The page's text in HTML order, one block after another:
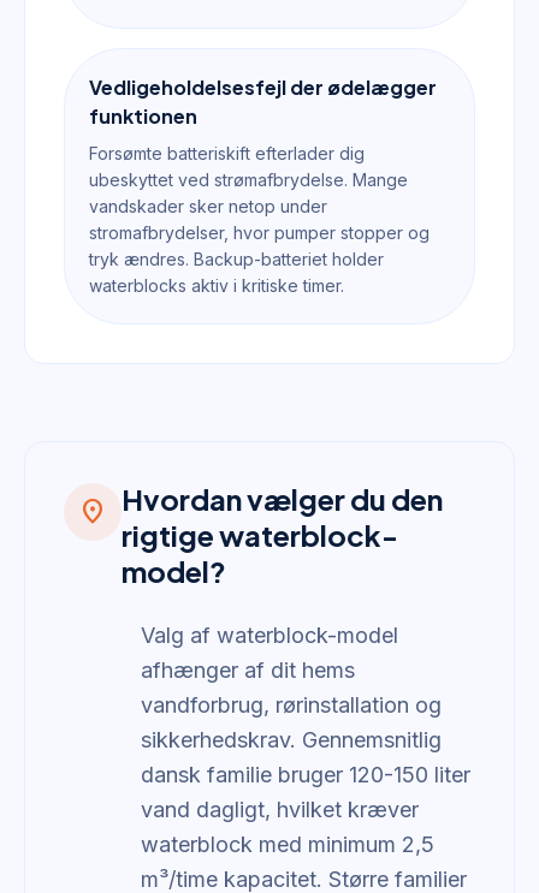
Vedligeholdelsesfejl der ødelægger
funktionen
Forsømte batteriskift efterlader dig
ubeskyttet ved strømafbrydelse. Mange
vandskader sker netop under
stromafbrydelser, hvor pumper stopper og
tryk ændres. Backup-batteriet holder
waterblocks aktiv i kritiske timer.
location_on
Hvordan vælger du den
rigtige waterblock-
model?
Valg af waterblock-model
afhænger af dit hems
vandforbrug, rørinstallation og
sikkerhedskrav. Gennemsnitlig
dansk familie bruger 120-150 liter
vand dagligt, hvilket kræver
waterblock med minimum 2,5
m³/time kapacitet. Større familier